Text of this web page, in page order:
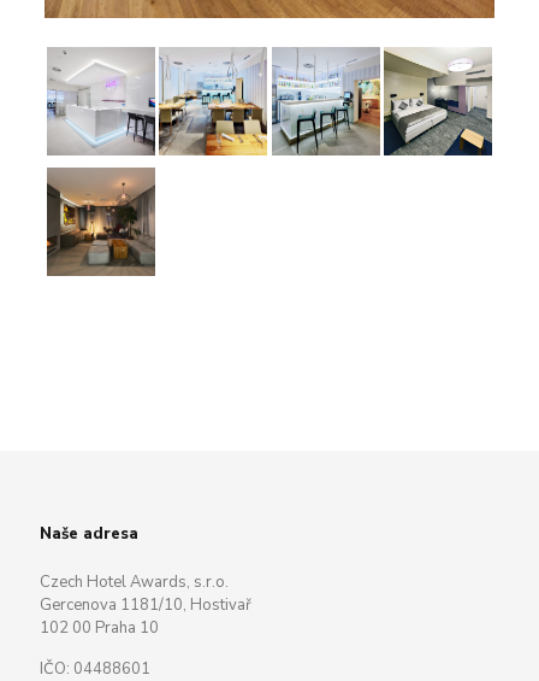
Naše adresa
Czech Hotel Awards, s.r.o.
Gercenova 1181/10, Hostivař
102 00 Praha 10
IČO: 04488601